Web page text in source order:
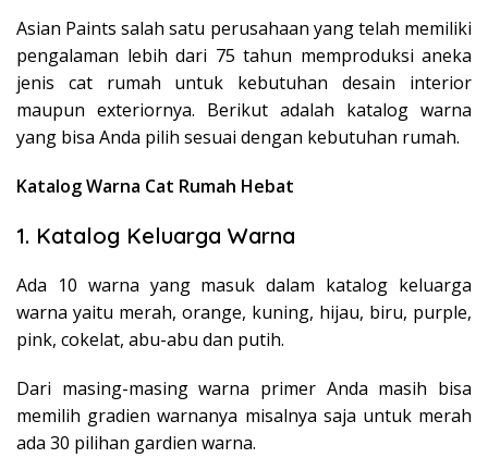
Asian Paints salah satu perusahaan yang telah memiliki
pengalaman lebih dari 75 tahun memproduksi aneka
jenis cat rumah untuk kebutuhan desain interior
maupun exteriornya. Berikut adalah katalog warna
yang bisa Anda pilih sesuai dengan kebutuhan rumah.
Katalog Warna Cat Rumah Hebat
1. Katalog Keluarga Warna
Ada 10 warna yang masuk dalam katalog keluarga
warna yaitu merah, orange, kuning, hijau, biru, purple,
pink, cokelat, abu-abu dan putih.
Dari masing-masing warna primer Anda masih bisa
memilih gradien warnanya misalnya saja untuk merah
ada 30 pilihan gardien warna.